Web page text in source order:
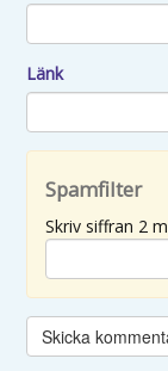
Länk
Spamfilter
Skriv siffran 2